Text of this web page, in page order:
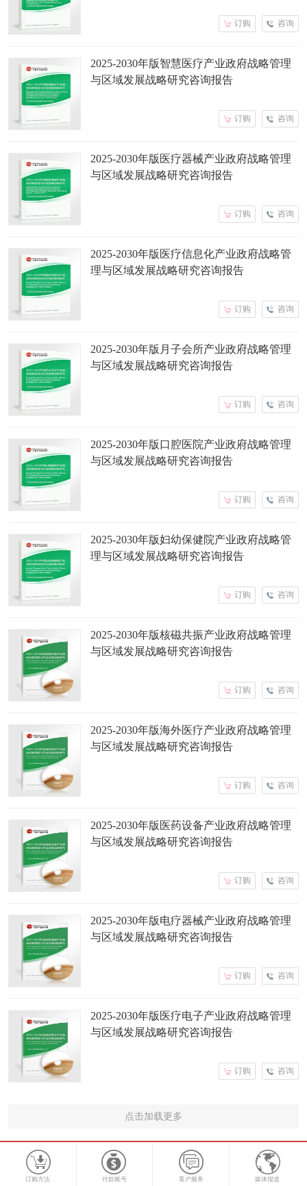
咨询
订购
2025-2030年版智慧医疗产业政府战略管理
与区域发展战略研究咨询报告
咨询
订购
2025-2030年版医疗器械产业政府战略管理
与区域发展战略研究咨询报告
咨询
订购
2025-2030年版医疗信息化产业政府战略管
理与区域发展战略研究咨询报告
咨询
订购
2025-2030年版月子会所产业政府战略管理
与区域发展战略研究咨询报告
咨询
订购
2025-2030年版口腔医院产业政府战略管理
与区域发展战略研究咨询报告
咨询
订购
2025-2030年版妇幼保健院产业政府战略管
理与区域发展战略研究咨询报告
咨询
订购
2025-2030年版核磁共振产业政府战略管理
与区域发展战略研究咨询报告
咨询
订购
2025-2030年版海外医疗产业政府战略管理
与区域发展战略研究咨询报告
咨询
订购
2025-2030年版医药设备产业政府战略管理
与区域发展战略研究咨询报告
咨询
订购
2025-2030年版电疗器械产业政府战略管理
与区域发展战略研究咨询报告
咨询
订购
2025-2030年版医疗电子产业政府战略管理
与区域发展战略研究咨询报告
咨询
订购
点击加载更多
订购方法 付款账号 客户服务 媒体报道